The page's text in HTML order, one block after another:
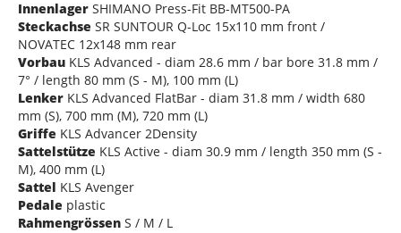
Innenlager SHIMANO Press-Fit BB-MT500-PA
Steckachse SR SUNTOUR Q-Loc 15x110 mm front /
NOVATEC 12x148 mm rear
Vorbau KLS Advanced - diam 28.6 mm / bar bore 31.8 mm /
7° / length 80 mm (S - M), 100 mm (L)
Lenker KLS Advanced FlatBar - diam 31.8 mm / width 680
mm (S), 700 mm (M), 720 mm (L)
Griffe KLS Advancer 2Density
Sattelstütze KLS Active - diam 30.9 mm / length 350 mm (S -
M), 400 mm (L)
Sattel KLS Avenger
Pedale plastic
Rahmengrössen S / M / L